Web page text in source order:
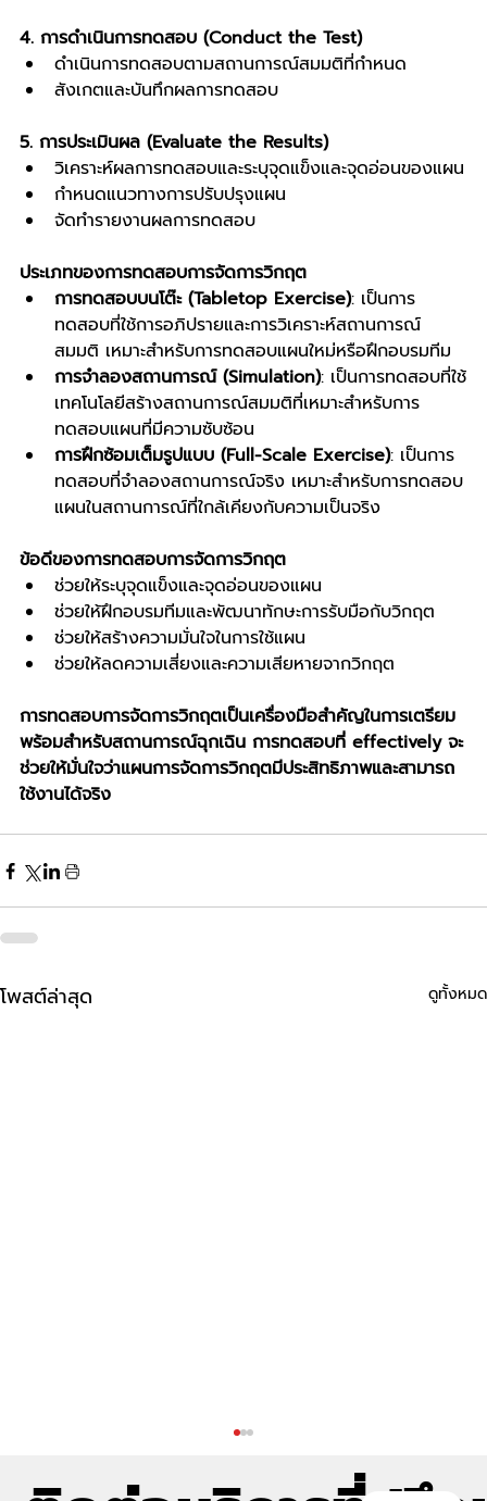
4. การดำเนินการทดสอบ (Conduct the Test)
ดำเนินการทดสอบตามสถานการณ์สมมติที่กำหนด
สังเกตและบันทึกผลการทดสอบ
5. การประเมินผล (Evaluate the Results)
วิเคราะห์ผลการทดสอบและระบุจุดแข็งและจุดอ่อนของแผน
กำหนดแนวทางการปรับปรุงแผน
จัดทำรายงานผลการทดสอบ
ประเภทของการทดสอบการจัดการวิกฤต
การทดสอบบนโต๊ะ (Tabletop Exercise): เป็นการ
ทดสอบที่ใช้การอภิปรายและการวิเคราะห์สถานการณ์
สมมติ เหมาะสำหรับการทดสอบแผนใหม่หรือฝึกอบรมทีม
การจำลองสถานการณ์ (Simulation): เป็นการทดสอบที่ใช้
เทคโนโลยีสร้างสถานการณ์สมมติที่เหมาะสำหรับการ
ทดสอบแผนที่มีความซับซ้อน
การฝึกซ้อมเต็มรูปแบบ (Full-Scale Exercise): เป็นการ
ทดสอบที่จำลองสถานการณ์จริง เหมาะสำหรับการทดสอบ
แผนในสถานการณ์ที่ใกล้เคียงกับความเป็นจริง
ข้อดีของการทดสอบการจัดการวิกฤต
ช่วยให้ระบุจุดแข็งและจุดอ่อนของแผน
ช่วยให้ฝึกอบรมทีมและพัฒนาทักษะการรับมือกับวิกฤต
ช่วยให้สร้างความมั่นใจในการใช้แผน
ช่วยให้ลดความเสี่ยงและความเสียหายจากวิกฤต
การทดสอบการจัดการวิกฤตเป็นเครื่องมือสำคัญในการเตรียม
พร้อมสำหรับสถานการณ์ฉุกเฉิน การทดสอบที่ effectively จะ
ช่วยให้มั่นใจว่าแผนการจัดการวิกฤตมีประสิทธิภาพและสามารถ
ใช้งานได้จริง
โพสต์ล่าสุด ดูทั้งหมด